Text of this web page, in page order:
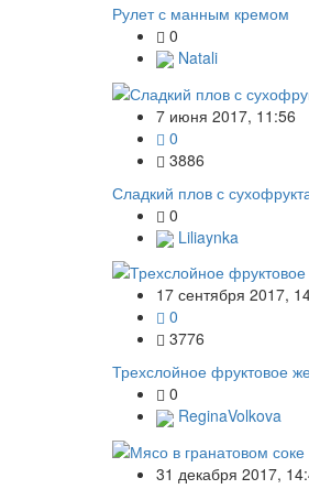
Рулет с манным кремом
0
Natali
7 июня 2017, 11:56
0
3886
Сладкий плов с
0
Liliaynka
17 сентября 2017,
0
3776
Трехслойное фруктовое
0
ReginaVolkova
31 декабря 2017,